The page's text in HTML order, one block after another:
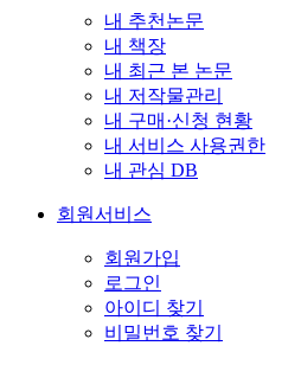
내 추천논문
내 책장
내 최근 본 논문
내 저작물관리
내 구매·신청 현황
내 서비스 사용권한
내 관심 DB
회원서비스
회원가입
로그인
아이디 찾기
비밀번호 찾기